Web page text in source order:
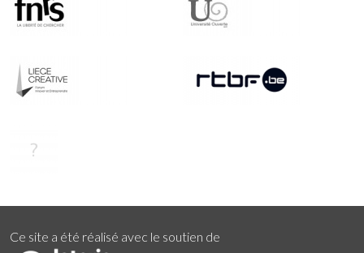
Ce site a été réalisé avec le soutien de